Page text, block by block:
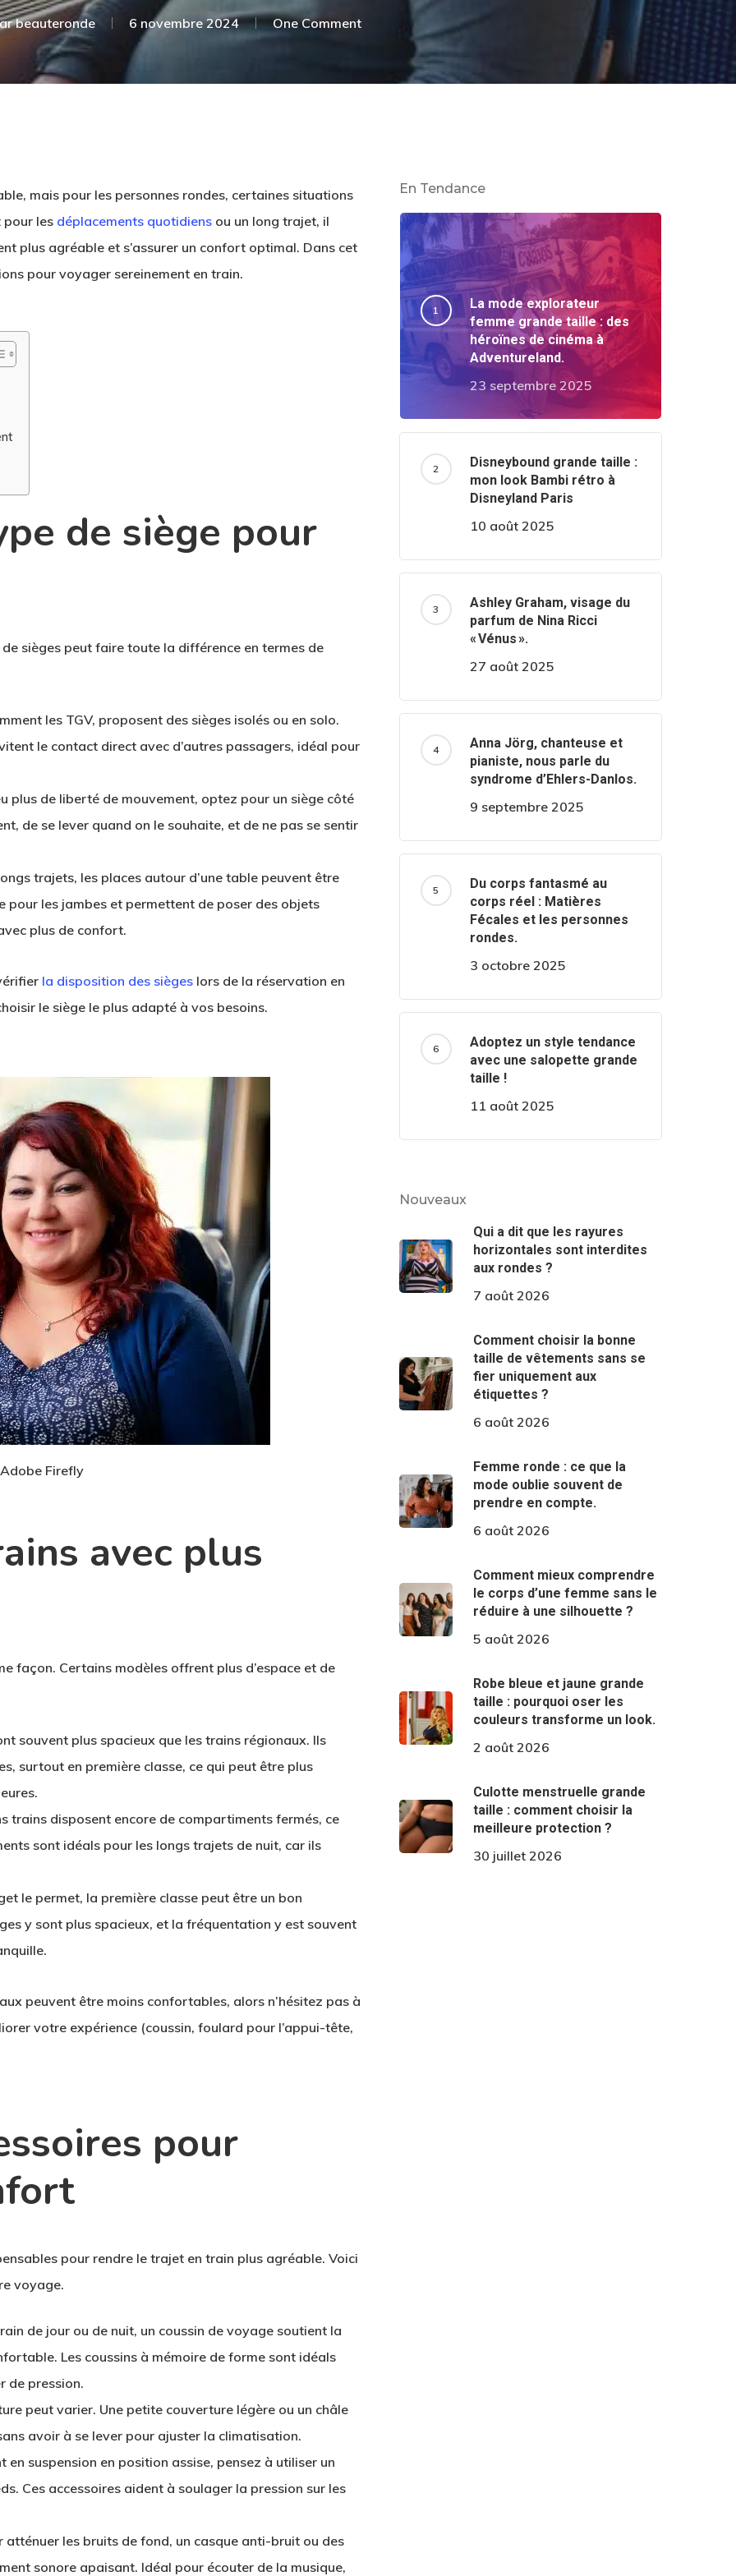
beauteronde 6 novembre 2024 One Comment
mais pour les personnes rondes, certaines situations
pour les déplacements quotidiens ou un long trajet, il
plus agréable et s’assurer un confort optimal. Dans cet
pour voyager sereinement en train.
de siège pour
sièges peut faire toute la différence en termes de
les TGV, proposent des sièges isolés ou en solo.
le contact direct avec d’autres passagers, idéal pour
plus de liberté de mouvement, optez pour un siège côté
de se lever quand on le souhaite, et de ne pas se sentir
trajets, les places autour d’une table peuvent être
pour les jambes et permettent de poser des objets
plus de confort.
la disposition des sièges lors de la réservation en
le siège le plus adapté à vos besoins.
Firefly
avec plus
façon. Certains modèles offrent plus d’espace et de
souvent plus spacieux que les trains régionaux. Ils
surtout en première classe, ce qui peut être plus
trains disposent encore de compartiments fermés, ce
sont idéals pour les longs trajets de nuit, car ils
le permet, la première classe peut être un bon
y sont plus spacieux, et la fréquentation y est souvent
peuvent être moins confortables, alors n’hésitez pas à
votre expérience (coussin, foulard pour l’appui-tête,
pour
pour rendre le trajet en train plus agréable. Voici
voyage.
de jour ou de nuit, un coussin de voyage soutient la
Les coussins à mémoire de forme sont idéals
de pression.
peut varier. Une petite couverture légère ou un châle
avoir à se lever pour ajuster la climatisation.
en suspension en position assise, pensez à utiliser un
Ces accessoires aident à soulager la pression sur les
atténuer les bruits de fond, un casque anti-bruit ou des
sonore apaisant. Idéal pour écouter de la musique,
En Tendance
La mode explorateur
femme grande taille : des
héroïnes de cinéma à
Adventureland.
23 septembre 2025
Disneybound grande taille :
mon look Bambi rétro à
Disneyland Paris
10 août 2025
Ashley Graham, visage du
parfum de Nina Ricci
« Vénus ».
27 août 2025
Anna Jörg, chanteuse et
pianiste, nous parle du
syndrome d’Ehlers-Danlos.
9 septembre 2025
Du corps fantasmé au
corps réel : Matières
Fécales et les personnes
rondes.
3 octobre 2025
Adoptez un style tendance
avec une salopette grande
taille !
11 août 2025
Nouveaux
Qui a dit que les rayures
horizontales sont interdites
aux rondes ?
7 août 2026
Comment choisir la bonne
taille de vêtements sans se
fier uniquement aux
étiquettes ?
6 août 2026
Femme ronde : ce que la
mode oublie souvent de
prendre en compte.
6 août 2026
Comment mieux comprendre
le corps d’une femme sans le
réduire à une silhouette ?
5 août 2026
Robe bleue et jaune grande
taille : pourquoi oser les
couleurs transforme un look.
2 août 2026
Culotte menstruelle grande
taille : comment choisir la
meilleure protection ?
30 juillet 2026